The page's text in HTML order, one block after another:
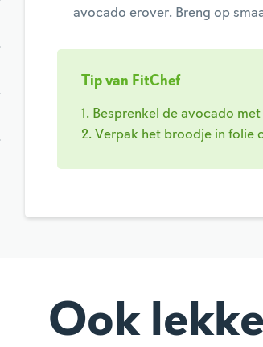
avocado erover. Breng op
Tip van FitChef
1. Besprenkel de avocado
2. Verpak het broodje in folie
Ook